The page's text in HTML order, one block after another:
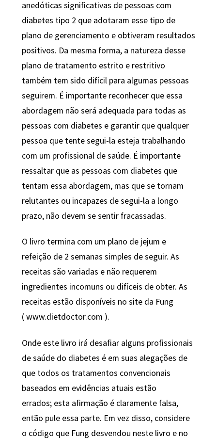
anedóticas significativas de pessoas com
diabetes tipo 2 que adotaram esse tipo de
plano de gerenciamento e obtiveram resultados
positivos. Da mesma forma, a natureza desse
plano de tratamento estrito e restritivo
também tem sido difícil para algumas pessoas
seguirem. É importante reconhecer que essa
abordagem não será adequada para todas as
pessoas com diabetes e garantir que qualquer
pessoa que tente segui-la esteja trabalhando
com um profissional de saúde. É importante
ressaltar que as pessoas com diabetes que
tentam essa abordagem, mas que se tornam
relutantes ou incapazes de segui-la a longo
prazo, não devem se sentir fracassadas.
O livro termina com um plano de jejum e
refeição de 2 semanas simples de seguir. As
receitas são variadas e não requerem
ingredientes incomuns ou difíceis de obter. As
receitas estão disponíveis no site da Fung
(www.dietdoctor.com ).
Onde este livro irá desafiar alguns profissionais
de saúde do diabetes é em suas alegações de
que todos os tratamentos convencionais
baseados em evidências atuais estão
errados; esta afirmação é claramente falsa,
então pule essa parte. Em vez disso, considere
o código que Fung desvendou neste livro e no